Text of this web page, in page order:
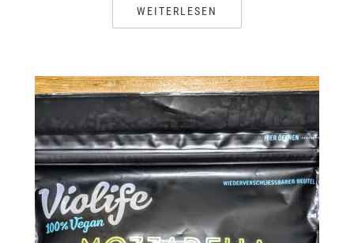
WEITERLESEN